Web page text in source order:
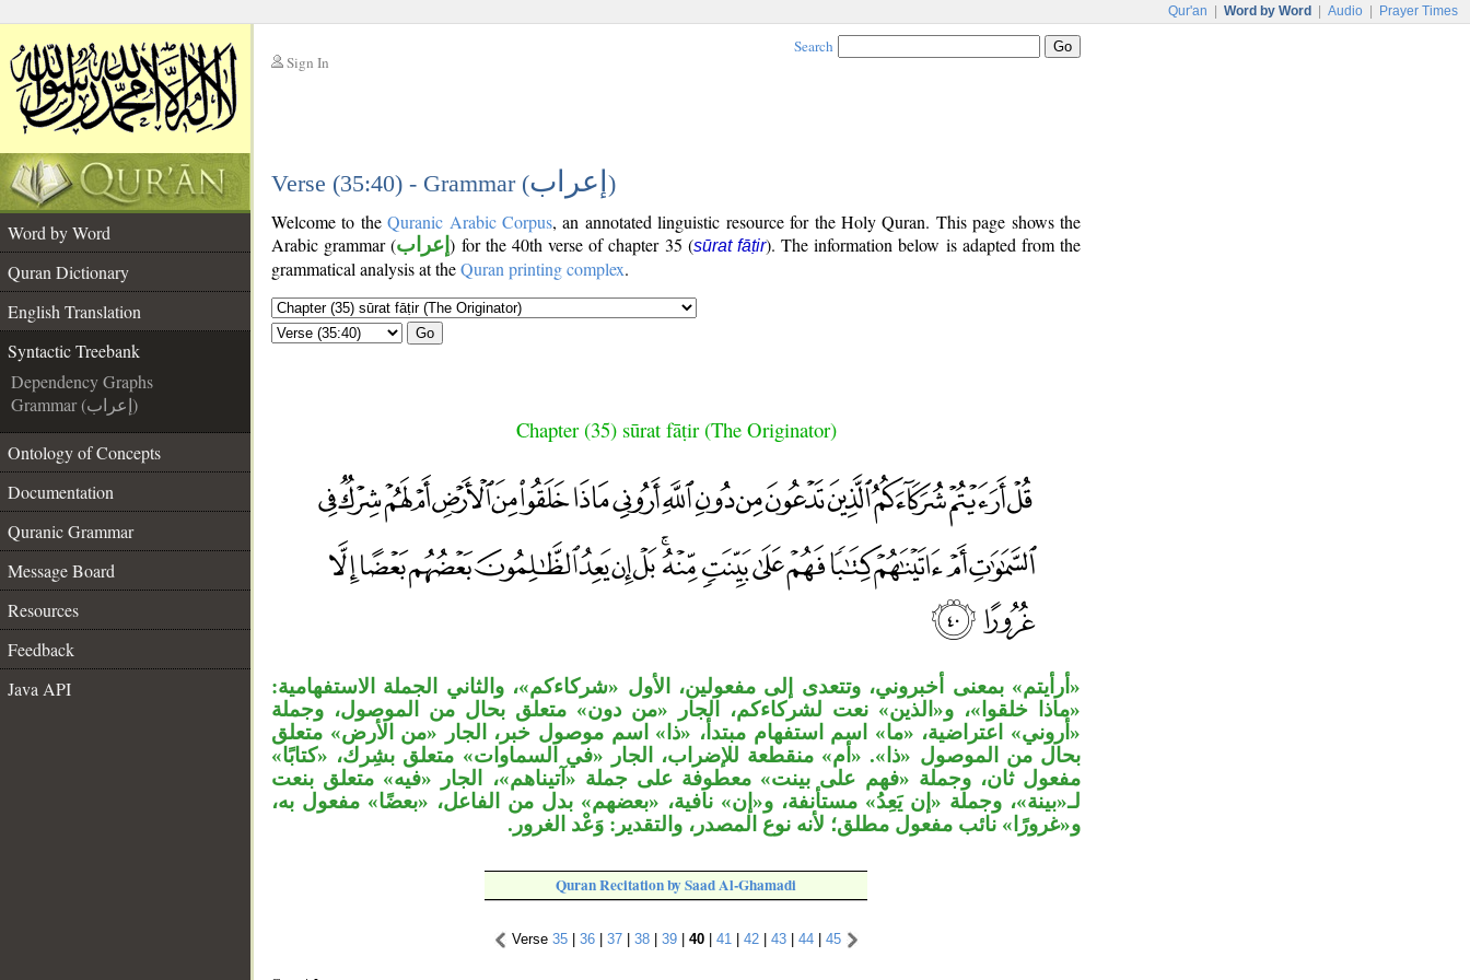
Qur'an Word by Word Audio Prayer Times
Sign In
Search
Verse (35:40) - Grammar (إعراب )
Word by Word
Quran Dictionary
English Translation
Syntactic Treebank
Dependency Graphs
Grammar (إعراب)
Ontology of Concepts
Documentation
Quranic Grammar
Message Board
Resources
Feedback
Java API
Welcome to theQuranic Arabic Corpus, an annotated linguistic resource for the Holy Quran. This page shows the
Arabic grammar (إعراب) for the 40th verse of chapter 35 (sūrat fāṭir). The information below is adapted from the
grammatical analysis at theQuran printing complex.
Go
Chapter (35) sūrat fāṭir (The Originator)
«أرأيتم» بمعنى أخبروني، وتتعدى إلى مفعولين، الأول «شركاءكم»، والثاني الجملة الاستفهامية:
«ماذا خلقوا»، و«الذين» نعت لشركاءكم، الجار «من دون» متعلق بحال من الموصول، وجملة
«أروني» اعتراضية، «ما» اسم استفهام مبتدأ، «ذا» اسم موصول خبر، الجار «من الأرض» متعلق
بحال من الموصول «ذا». «أم» منقطعة للإضراب، الجار «في السماوات» متعلق بشِرك، «كتابًا»
مفعول ثان، وجملة «فهم على بينت» معطوفة على جملة «آتيناهم»، الجار «فيه» متعلق بنعت
لـ«بينة»، وجملة «إن يَعِدُ» مستأنفة، و«إن» نافية، «بعضهم» بدل من الفاعل، «بعضًا» مفعول به،
و«غرورًا» نائب مفعول مطلق؛ لأنه نوع المصدر، والتقدير: وَعْد الغرور.
Quran Recitation by Saad Al-Ghamadi
Verse 35| 36| 37| 38| 39| 40| 41 42| 43| 44| 45